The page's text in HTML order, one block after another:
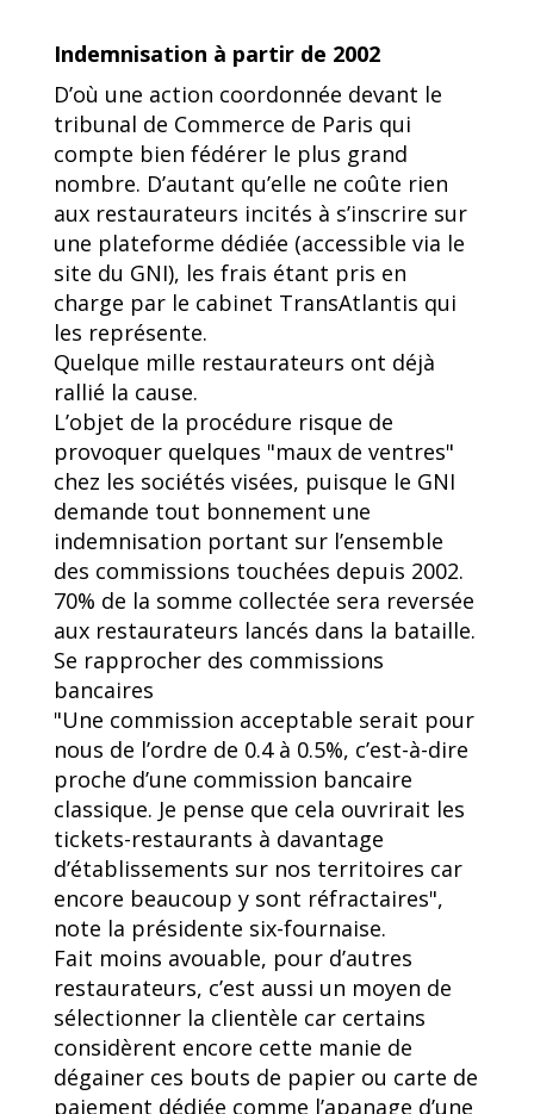
Indemnisation à partir de 2002
D’où une action coordonnée devant le
tribunal de Commerce de Paris qui
compte bien fédérer le plus grand
nombre. D’autant qu’elle ne coûte rien
aux restaurateurs incités à s’inscrire sur
une plateforme dédiée (accessible via le
site du GNI), les frais étant pris en
charge par le cabinet TransAtlantis qui
les représente.
Quelque mille restaurateurs ont déjà
rallié la cause.
L’objet de la procédure risque de
provoquer quelques "maux de ventres"
chez les sociétés visées, puisque le GNI
demande tout bonnement une
indemnisation portant sur l’ensemble
des commissions touchées depuis 2002.
70% de la somme collectée sera reversée
aux restaurateurs lancés dans la bataille.
Se rapprocher des commissions
bancaires
"Une commission acceptable serait pour
nous de l’ordre de 0.4 à 0.5%, c’est-à-dire
proche d’une commission bancaire
classique. Je pense que cela ouvrirait les
tickets-restaurants à davantage
d’établissements sur nos territoires car
encore beaucoup y sont réfractaires",
note la présidente six-fournaise.
Fait moins avouable, pour d’autres
restaurateurs, c’est aussi un moyen de
sélectionner la clientèle car certains
considèrent encore cette manie de
dégainer ces bouts de papier ou carte de
paiement dédiée comme l’apanage d’une